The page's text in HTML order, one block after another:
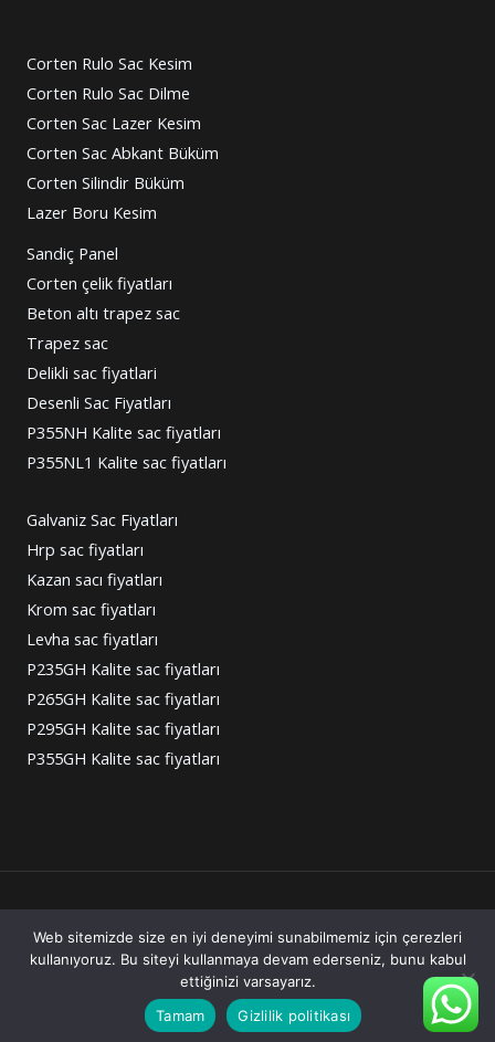
Corten Rulo Sac Kesim
Corten Rulo Sac Dilme
Corten Sac Lazer Kesim
Corten Sac Abkant Büküm
Corten Silindir Büküm
Lazer Boru Kesim
Sandiç Panel
Corten çelik fiyatları
Beton altı trapez sac
Trapez sac
Delikli sac fiyatlari
Desenli Sac Fiyatları
P355NH Kalite sac fiyatları
P355NL1 Kalite sac fiyatları
Galvaniz Sac Fiyatları
Hrp sac fiyatları
Kazan sacı fiyatları
Krom sac fiyatları
Levha sac fiyatları
P235GH Kalite sac fiyatları
P265GH Kalite sac fiyatları
P295GH Kalite sac fiyatları
P355GH Kalite sac fiyatları
Copyright © 2026 Corten Sac Fiyatları
Powered by Corten Sac Fiyatları
Web sitemizde size en iyi deneyimi sunabilmemiz için çerezleri
kullanıyoruz. Bu siteyi kullanmaya devam ederseniz, bunu kabul
ettiğinizi varsayarız.
Tamam
Gizlilik politikası